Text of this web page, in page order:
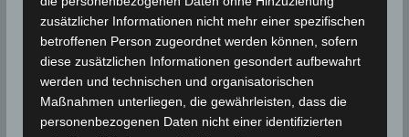
zusätzlicher Informationen nicht mehr einer spezifischen
betroffenen Person zugeordnet werden können, sofern
diese zusätzlichen Informationen gesondert aufbewahrt
werden und technischen und organisatorischen
Maßnahmen unterliegen, die gewährleisten, dass die
personenbezogenen Daten nicht einer identifizierten